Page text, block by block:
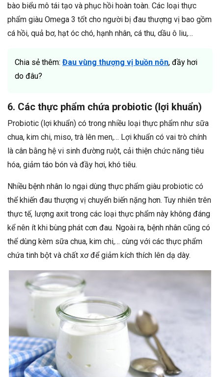
bào biểu mô tái tạo và phục hồi hoàn toàn. Các loại thực
phẩm giàu Omega 3 tốt cho người bị đau thượng vị bao gồm
cá hồi, quả bơ, hạt óc chó, hạnh nhân, cá thu, dầu ô liu,…
Chia sẻ thêm: Đau vùng thượng vị buồn nôn, đầy hơi
do đâu?
6. Các thực phẩm chứa probiotic (lợi khuẩn)
Probiotic (lợi khuẩn) có trong nhiều loại thực phẩm như sữa
chua, kim chi, miso, trà lên men,… Lợi khuẩn có vai trò chính
là cân bằng hệ vi sinh đường ruột, cải thiện chức năng tiêu
hóa, giảm táo bón và đầy hơi, khó tiêu.
Nhiều bệnh nhân lo ngại dùng thực phẩm giàu probiotic có
thể khiến đau thượng vị chuyển biến nặng hơn. Tuy nhiên trên
thực tế, lượng axit trong các loại thực phẩm này không đáng
kể nên ít khi bùng phát cơn đau. Ngoài ra, bệnh nhân cũng có
thể dùng kèm sữa chua, kim chi,… cùng với các thực phẩm
chứa tinh bột và chất xơ để giảm kích thích lên dạ dày.